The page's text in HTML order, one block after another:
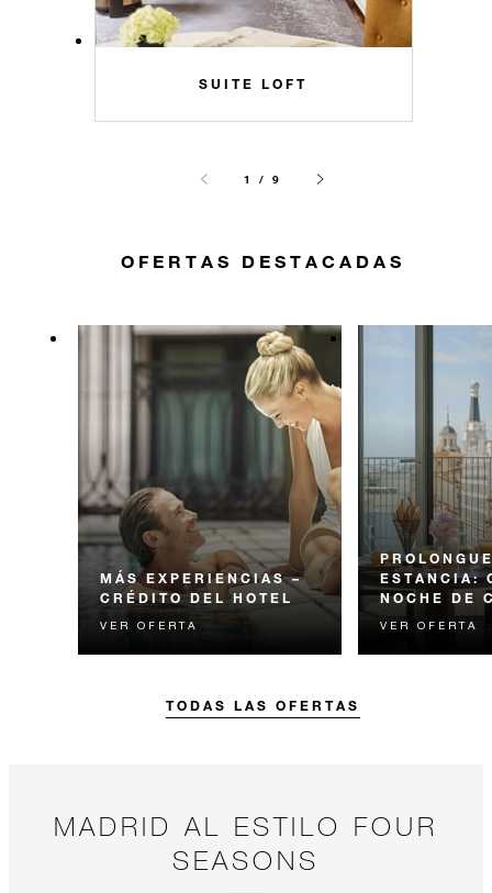
SUITE LOFT
1 / 9
OFERTAS DESTACADAS
MÁS EXPERIENCIAS –
CRÉDITO DEL HOTEL
Viva momentos inolvidables
con un crédito para gastar en el
VER OFERTA
ESTANCIA:
NOCHE DE
Reciba la
cortesía.
VER OFERTA
TODAS LAS OFERTAS
MADRID AL ESTILO FOUR
SEASONS